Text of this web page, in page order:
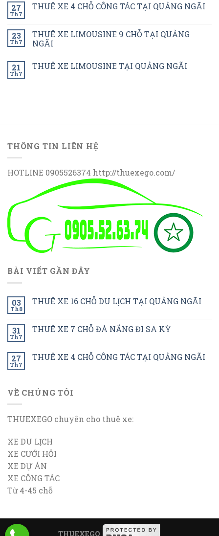
27
Th7
THUÊ XE 4 CHỖ CÔNG TÁC TẠI QUẢNG NGÃI
23
Th7
THUÊ XE LIMOUSINE 9 CHỖ TẠI QUẢNG
NGÃI
21
Th7
THUÊ XE LIMOUSINE TẠI QUẢNG NGÃI
THÔNG TIN LIÊN HỆ
HOTLINE 0905526374 http://thuexego.com/
BÀI VIẾT GẦN ĐÂY
03
Th8
THUÊ XE 16 CHỖ DU LỊCH TẠI QUẢNG NGÃI
31
Th7
THUÊ XE 7 CHỖ ĐÀ NẮNG ĐI SA KỲ
27
Th7
THUÊ XE 4 CHỖ CÔNG TÁC TẠI QUẢNG NGÃI
VỀ CHÚNG TÔI
THUEXEGO chuyên cho thuê xe:
XE DU LỊCH
XE CƯỚI HỎI
XE DỰ ÁN
XE CÔNG TÁC
Từ 4-45 chỗ
THUEXEGO